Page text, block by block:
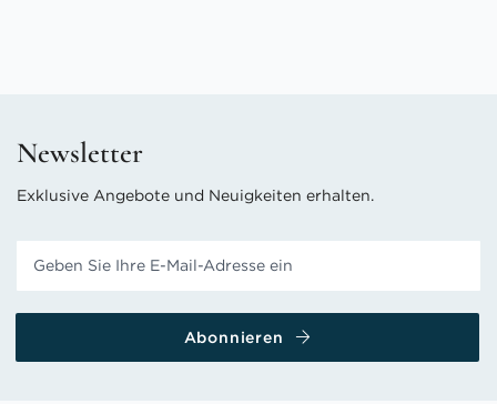
Newsletter
Exklusive Angebote und Neuigkeiten erhalten.
Abonnieren